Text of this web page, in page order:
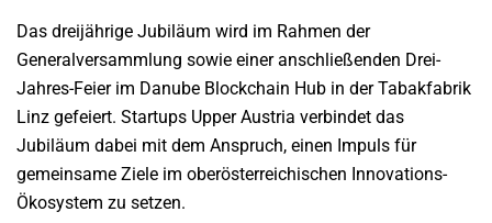
Das dreijährige Jubiläum wird im Rahmen der
Generalversammlung sowie einer anschließenden Drei-
Jahres-Feier im Danube Blockchain Hub in der Tabakfabrik
Linz gefeiert. Startups Upper Austria verbindet das
Jubiläum dabei mit dem Anspruch, einen Impuls für
gemeinsame Ziele im oberösterreichischen Innovations-
Ökosystem zu setzen.